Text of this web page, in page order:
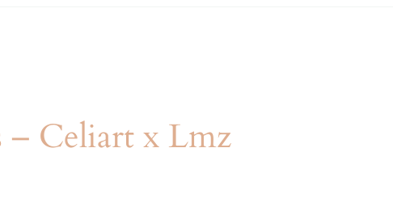
– Celiart x Lmz